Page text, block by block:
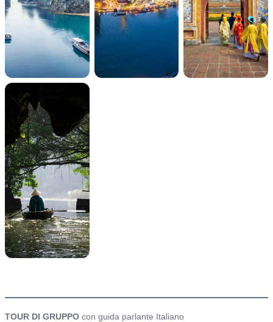
TOUR DI GRUPPO con guida parlante Italiano